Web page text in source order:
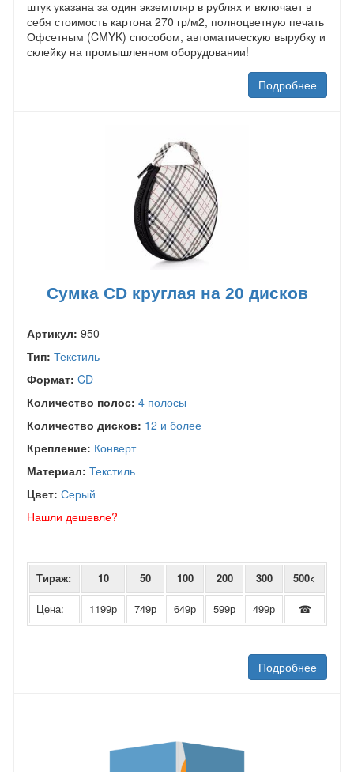
штук указана за один экземпляр в рублях и включает в
себя стоимость картона 270 гр/м2, полноцветную печать
Офсетным (CMYK) способом, автоматическую вырубку и
склейку на промышленном оборудовании!
Подробнее
Сумка CD круглая на 20 дисков
Артикул: 950
Тип: Текстиль
Формат: CD
Количество полос: 4 полосы
Количество дисков: 12 и более
Крепление: Конверт
Материал: Текстиль
Цвет: Серый
Нашли дешевле?
Тираж: 10 50 100 200 300 500<
Цена: 1199р 749р 649р 599р 499р ☎
Подробнее